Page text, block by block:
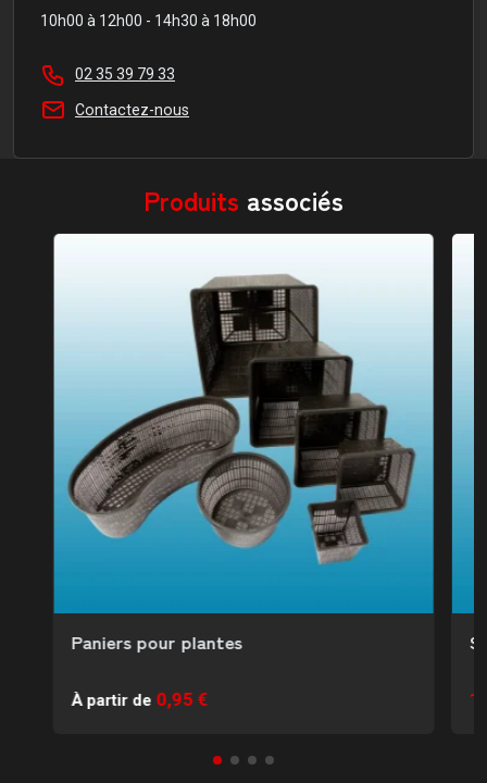
10h00 à 12h00 - 14h30 à 18h00
02 35 39 79 33
Contactez-nous
Produits associés
Paniers pour plantes
À partir de 0,95 €